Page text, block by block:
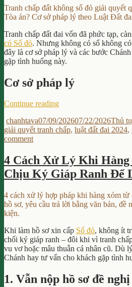
Chặn
Chuyển
Nhà
Đất?”
Án
Là
Căn
Cứ
Ngăn
Chặn
Nhà
Đất?
Tranh chấp đất không sổ đỏ giải quyết
Tòa án? Cơ sở pháp lý theo Luật Đất
Tranh chấp đất đai vốn đã phức tạp,
có Sổ đỏ. Nhưng không có sổ không
đây là cơ sở pháp lý và các bước
gặp tình huống này.
Cơ sở pháp lý
Continue reading“Tranh
Đất
Đai
Sổ
Đỏ
Thì
Quyết
Thế
Author
chanhtavaPosted
on
07/09/202607/22/2026Thủ
giải quyết tranh chấp, luật đất đai 2024,
commenton
Chấp
Đất
Đai
Có
Sổ
Giải
Quyết
Thế
Nào?
4 Cách Xử Lý Khi
Chịu Ký Giáp Ranh Để
4 cách xử lý hợp pháp khi hàng xóm
hồ sơ, yêu cầu trả lời bằng văn bản, đề
kiện.
Khi làm hồ sơ xin cấp Sổ đỏ, không ít
chối ký giáp ranh – đôi khi vì tranh
vu vơ hoặc mâu thuẫn cá nhân cũ. Dù
Chánh hay tư vấn cho khách gặp tình
1. Vẫn nộp hồ sơ đề